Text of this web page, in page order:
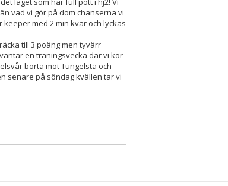
vad vi gör på dom chanserna vi
med 2 min kvar och lyckas
till 3 poäng men tyvärr
en träningsvecka där vi kör
borta mot Tungelsta och
senare på söndag kvällen tar vi